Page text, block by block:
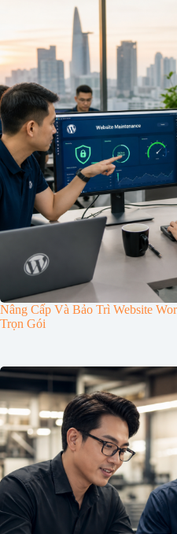
Nâng Cấp Và Bảo Trì Website
Trọn Gói